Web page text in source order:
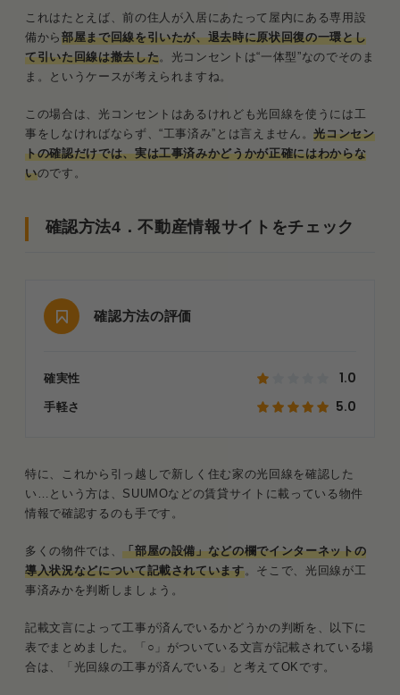
これはたとえば、前の住人が入居にあたって屋内にある専用設
備から 部屋まで回線を引いたが、退去時に原状回復の一環とし
て引いた回線は撤去した。光コンセントは“一体型”なのでそのま
ま。というケースが考えられますね。
この場合は、光コンセントはあるけれども光回線を使うには工
事をしなければならず、“工事済み”とは言えません。光コンセン
トの確認だけでは、実は工事済みかどうかが正確にはわからな
いのです。
確認方法4．不動産情報サイトをチェック
確認方法の評価
確実性 1.0
手軽さ 5.0
特に、これから引っ越しで新しく住む家の光回線を確認した
い…という方は、SUUMOなどの賃貸サイトに載っている物件
情報で確認するのも手です。
多くの物件では、「部屋の設備」などの欄でインターネットの
導入状況などについて記載されています。そこで、光回線が工
事済みかを判断しましょう。
記載文言によって工事が済んでいるかどうかの判断を、以下に
表でまとめました。「○」がついている文言が記載されている場
合は、「光回線の工事が済んでいる」と考えてOKです。